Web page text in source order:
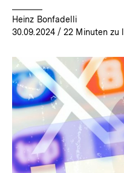
Heinz Bonfadelli
30.09.2024/ 22 Minuten zu